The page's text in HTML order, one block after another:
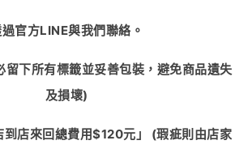
官方LINE與我們聯絡。
留下所有標籤並妥善包裝，避免商品遺失
及損壞)
到店來回總費用$120元」 (瑕疵則由店家